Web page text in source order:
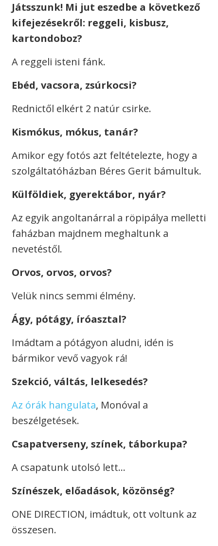
Játsszunk! Mi jut eszedbe a következő
kifejezésekről: reggeli, kisbusz,
kartondoboz?
A reggeli isteni fánk.
Ebéd, vacsora, zsúrkocsi?
Rednictől elkért 2 natúr csirke.
Kismókus, mókus, tanár?
Amikor egy fotós azt feltételezte, hogy a
szolgáltatóházban Béres Gerit bámultuk.
Külföldiek, gyerektábor, nyár?
Az egyik angoltanárral a röpipálya melletti
faházban majdnem meghaltunk a
nevetéstől.
Orvos, orvos, orvos?
Velük nincs semmi élmény.
Ágy, pótágy, íróasztal?
Imádtam a pótágyon aludni, idén is
bármikor vevő vagyok rá!
Szekció, váltás, lelkesedés?
Az órák hangulata, Monóval a
beszélgetések.
Csapatverseny, színek, táborkupa?
A csapatunk utolsó lett…
Színészek, előadások, közönség?
ONE DIRECTION, imádtuk, ott voltunk az
összesen.